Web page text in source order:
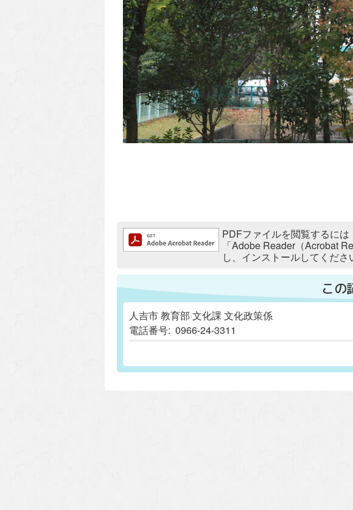
追加情報：PDFファイルPDFファイルを閲覧するに
「Adobe Reader（Acrobat
し、インストールしてくださ
この
人吉市 教育部 文化課 文化政策係
電話番号: 0966-24-3311